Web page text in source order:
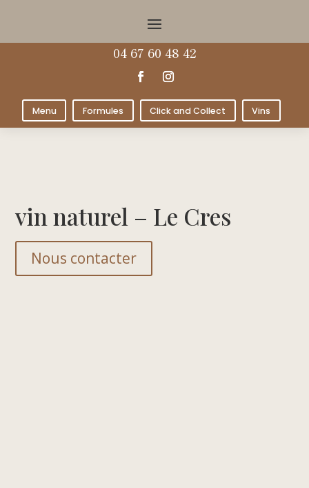
04 67 60 48 42
Menu Formules Click and Collect Vins
vin naturel – Le Cres
Nous contacter